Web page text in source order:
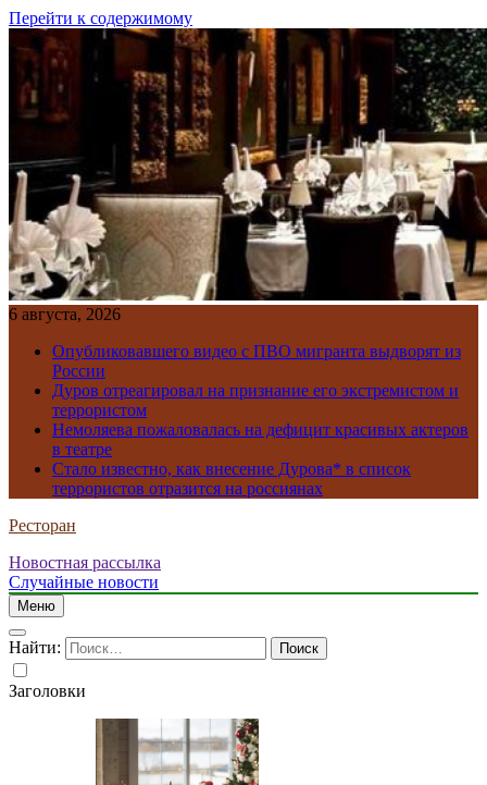
Перейти к содержимому
6 августа, 2026
Опубликовавшего видео с ПВО мигранта выдворят из
России
Дуров отреагировал на признание его экстремистом и
террористом
Немоляева пожаловалась на дефицит красивых актеров
в театре
Стало известно, как внесение Дурова* в список
террористов отразится на россиянах
Ресторан
Новостная рассылка
Случайные новости
Меню
Найти:
Заголовки